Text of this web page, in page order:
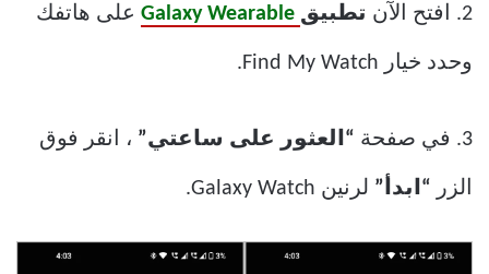
2. افتح الآن تطبيق على هاتفك
وحدد خيار Find My Watch.
3. في صفحة “العثور على ساعتي” ، انقر فوق
الزر “ابدأ” لرنين Galaxy Watch.